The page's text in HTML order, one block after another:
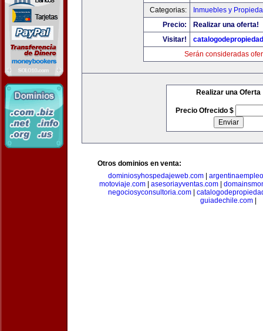
Categorias:
Inmuebles y
Precio:
Realizar una oferta!
Visitar!
Serán consideradas
Realizar una Oferta
Precio Ofrecido $
Otros dominios en venta:
dominiosyhospedajeweb.com
motoviaje.com
asesoriayventas.com
negociosyconsultoria.com|
guiadechile.com